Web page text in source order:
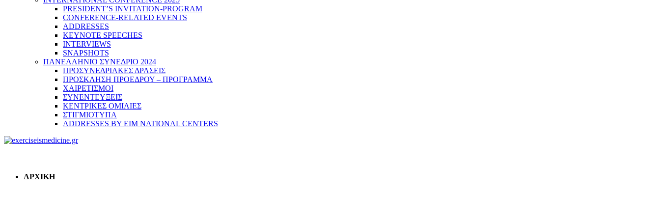
PRESIDENT’S INVITATION-PROGRAM
CONFERENCE-RELATED EVENTS
ADDRESSES
KEYNOTE SPEECHES
INTERVIEWS
SNAPSHOTS
ΠΑΝΕΛΛΗΝΙΟ ΣΥΝΕΔΡΙΟ 2024
ΠΡΟΣΥΝΕΔΡΙΑΚΕΣ ΔΡΑΣΕΙΣ
ΠΡΟΣΚΛΗΣΗ ΠΡΟΕΔΡΟΥ – ΠΡΟΓΡΑΜΜΑ
ΧΑΙΡΕΤΙΣΜΟΙ
ΣΥΝΕΝΤΕΥΞΕΙΣ
ΚΕΝΤΡΙΚΕΣ ΟΜΙΛΙΕΣ
ΣΤΙΓΜΙΟΤΥΠΑ
ADDRESSES BY EIM NATIONAL CENTERS
ΑΡΧΙΚΗ